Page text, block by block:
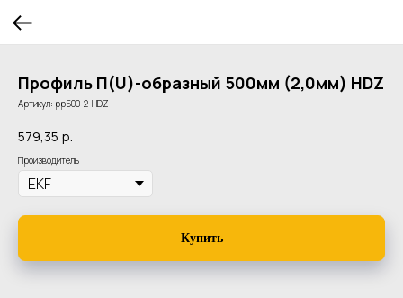
Профиль П(U)-образный 500мм (2,0мм) HDZ
Артикул: pp500-2-HDZ
579,35 р.
Производитель
Купить